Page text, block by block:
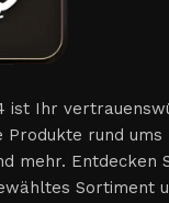
ist Ihr
rund ums
mehr. Entdecken
Sortiment